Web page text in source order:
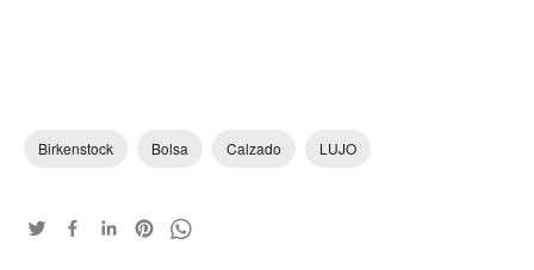
Birkenstock Bolsa Calzado LUJO